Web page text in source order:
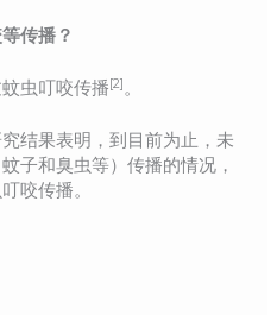
传播？
虫叮咬传播[2]。
结果表明，到目前为止，未
子和臭虫等）传播的情况，
咬传播。